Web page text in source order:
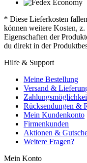
* Diese Lieferkosten
können weitere Kosten,
Eigenschaften der
du direkt in der
Hilfe & Support
Meine Bestellung
Versand &
Rücksendungen &
Mein Kundenkonto
Firmenkunden
Aktionen &
Weitere Fragen?
Mein Konto